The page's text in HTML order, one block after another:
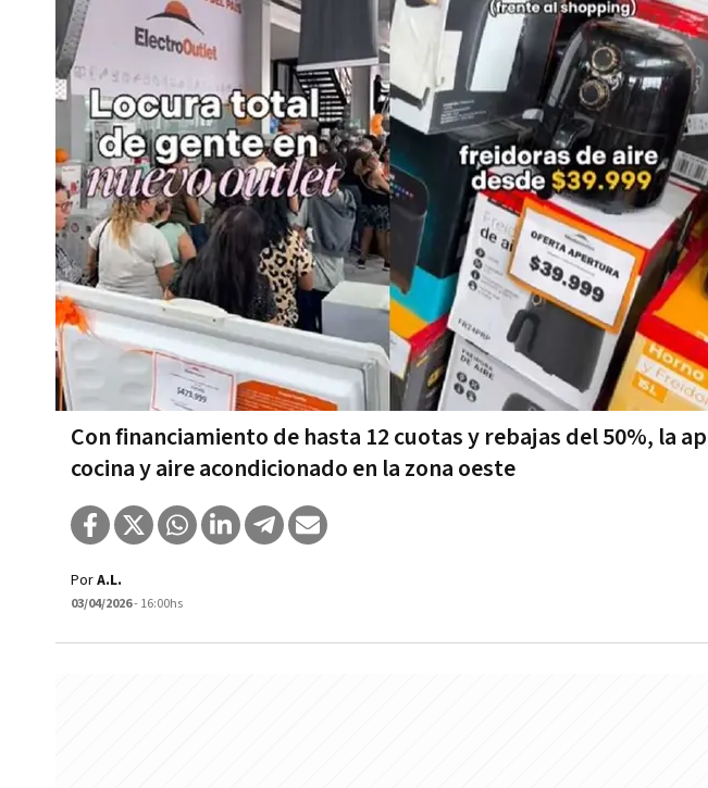
Con financiamiento de hasta 12 cuotas y rebajas del 50%, la
cocina y aire acondicionado en la zona oeste
PorA.L.
03/04/2026- 16:00hs